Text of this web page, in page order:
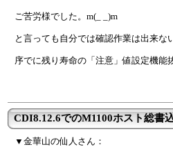
ご苦労様でした。m(_ _)m
と言っても自分では確認作業は出来な
序でに残り寿命の「注意」値設定機能
CDI8.12.6でのM1100ホスト総書
▼金華山の仙人さん：